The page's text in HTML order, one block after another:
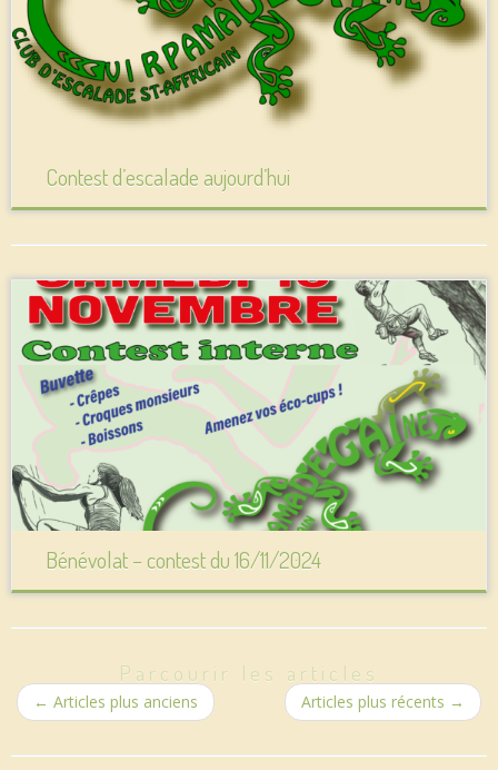
Contest d’escalade aujourd’hui
Bénévolat – contest du 16/11/2024
Parcourir les articles
← Articles plus anciens Articles plus récents →